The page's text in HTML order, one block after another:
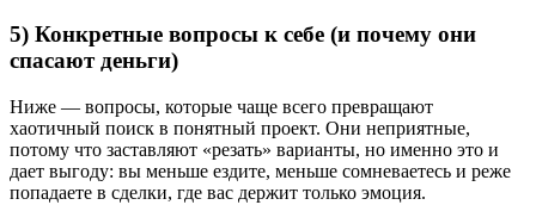
5) Конкретные вопросы к себе (и почему они
спасают деньги)
Ниже — вопросы, которые чаще всего превращают
хаотичный поиск в понятный проект. Они неприятные,
потому что заставляют «резать» варианты, но именно это и
дает выгоду: вы меньше ездите, меньше сомневаетесь и реже
попадаете в сделки, где вас держит только эмоция.